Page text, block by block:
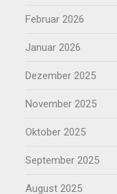
Februar 2026
Januar 2026
Dezember 2025
November 2025
Oktober 2025
September 2025
August 2025